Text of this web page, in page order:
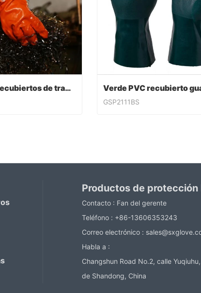
Guantes recubiertos de trabajo de PVC
GSP2111BS
Productos de protección
Contacto : Fan del gerente
Teléfono : +86-13606353243
Correo electrónico :
Habla a :
Changshun Road No.2, calle
de Shandong, China